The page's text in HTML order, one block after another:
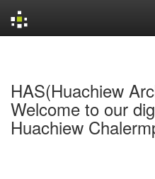
HAS(Huachiew
Welcome to our
Huachiew